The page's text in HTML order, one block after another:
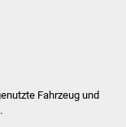
Fahrzeug und